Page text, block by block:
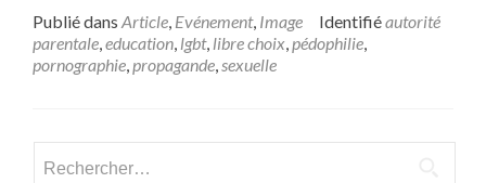
plus
:
Publié dans Article, Evénement, Image Identifiéautorité
parentale,education, lgbt, libre choix,pédophilie,
pornographie,propagande,sexuelle